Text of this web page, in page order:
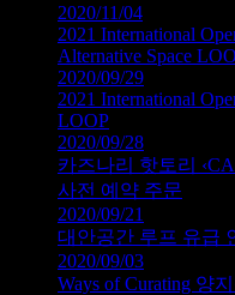
2020/11/04
2021 International
Alternative Space
2020/09/29
2021 International
LOOP
2020/09/28
카즈나리 핫토리
사전 예약 주문
2020/09/21
대안공간 루프 유급
2020/09/03
Ways of Curating 양